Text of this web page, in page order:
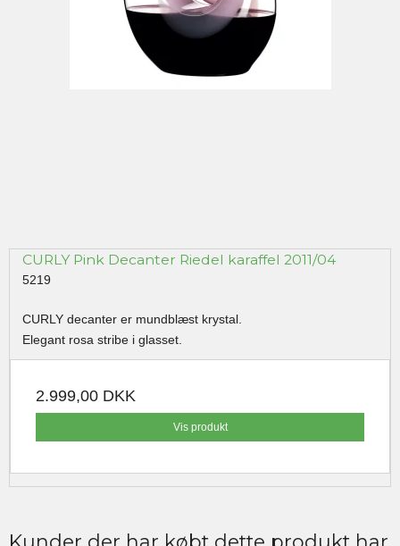
CURLY Pink Decanter Riedel karaffel 2011/04
5219
CURLY decanter er mundblæst krystal.
Elegant rosa stribe i glasset.
2.999,00 DKK
Vis produkt